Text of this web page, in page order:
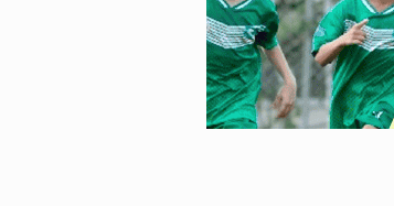
AÇÃO CONJUNTA:Forças
PF ESTÁ APURANDO:
NO CENTRO:Colisão entre